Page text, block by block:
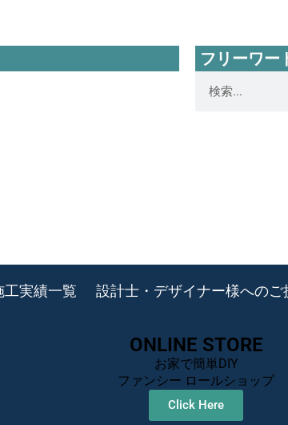
フリーワー
工実績一覧 設計士・デザイナー様へのご
ONLINE STORE
お家で簡単DIY
ファンシー ロールショップ
Click Here